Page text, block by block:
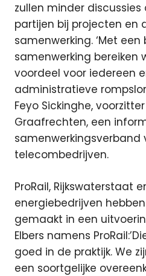
zullen minder
partijen bij projecten en
samenwerking. ‘Met een
samenwerking bereiken
voordeel voor iedereen
administratieve
Feyo Sickinghe,
Graafrechten, een
samenwerkingsverband
telecombedrijven.
ProRail, Rijkswaterstaat
energiebedrijven
gemaakt in een
Elbers namens
goed in de praktijk. We
een soortgelijke